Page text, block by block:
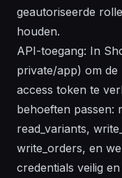
geautoriseerde
houden.
API-toegang: In
private/app) om
access token te
behoeften passen:
read_variants,
write_orders, en
credentials veilig